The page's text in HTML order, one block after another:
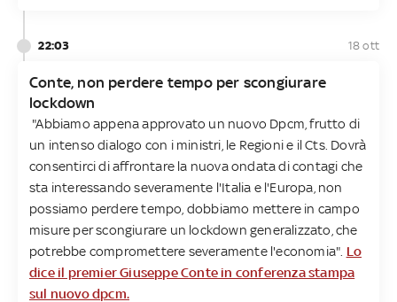
22:03 18 ott
Conte, non perdere tempo per scongiurare
lockdown
"Abbiamo appena approvato un nuovo Dpcm, frutto di
un intenso dialogo con i ministri, le Regioni e il Cts. Dovrà
consentirci di affrontare la nuova ondata di contagi che
sta interessando severamente l'Italia e l'Europa, non
possiamo perdere tempo, dobbiamo mettere in campo
misure per scongiurare un lockdown generalizzato, che
potrebbe compromettere severamente l'economia". Lo
dice il premier Giuseppe Conte in conferenza stampa
sul nuovo dpcm.